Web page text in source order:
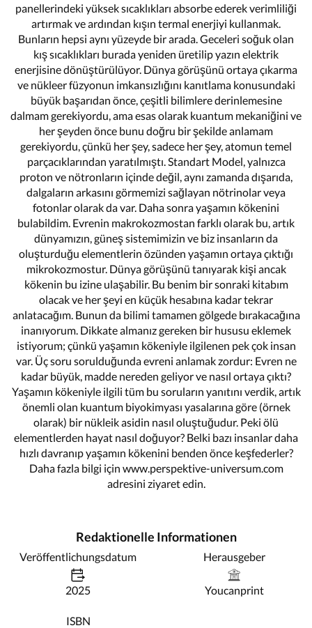
panellerindeki yüksek sıcaklıkları absorbe ederek verimliliği
artırmak ve ardından kışın termal enerjiyi kullanmak.
Bunların hepsi aynı yüzeyde bir arada. Geceleri soğuk olan
kış sıcaklıkları burada yeniden üretilip yazın elektrik
enerjisine dönüştürülüyor. Dünya görüşünü ortaya çıkarma
ve nükleer füzyonun imkansızlığını kanıtlama konusundaki
büyük başarıdan önce, çeşitli bilimlere derinlemesine
dalmam gerekiyordu, ama esas olarak kuantum mekaniğini ve
her şeyden önce bunu doğru bir şekilde anlamam
gerekiyordu, çünkü her şey, sadece her şey, atomun temel
parçacıklarından yaratılmıştı. Standart Model, yalnızca
proton ve nötronların içinde değil, aynı zamanda dışarıda,
dalgaların arkasını görmemizi sağlayan nötrinolar veya
fotonlar olarak da var. Daha sonra yaşamın kökenini
bulabildim. Evrenin makrokozmostan farklı olarak bu, artık
dünyamızın, güneş sistemimizin ve biz insanların da
oluşturduğu elementlerin özünden yaşamın ortaya çıktığı
mikrokozmostur. Dünya görüşünü tanıyarak kişi ancak
kökenin bu izine ulaşabilir. Bu benim bir sonraki kitabım
olacak ve her şeyi en küçük hesabına kadar tekrar
anlatacağım. Bunun da bilimi tamamen gölgede bırakacağına
inanıyorum. Dikkate almanız gereken bir hususu eklemek
istiyorum; çünkü yaşamın kökeniyle ilgilenen pek çok insan
var. Üç soru sorulduğunda evreni anlamak zordur: Evren ne
kadar büyük, madde nereden geliyor ve nasıl ortaya çıktı?
Yaşamın kökeniyle ilgili tüm bu soruların yanıtını verdik, artık
önemli olan kuantum biyokimyası yasalarına göre (örnek
olarak) bir nükleik asidin nasıl oluştuğudur. Peki ölü
elementlerden hayat nasıl doğuyor? Belki bazı insanlar daha
hızlı davranıp yaşamın kökenini benden önce keşfederler?
Daha fazla bilgi için www.perspektive-universum.com
adresini ziyaret edin.
Redaktionelle Informationen
Veröffentlichungsdatum
2025
Herausgeber
Youcanprint
ISBN